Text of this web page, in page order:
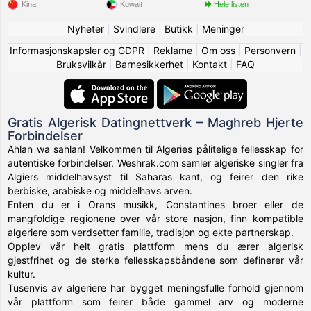
Kina Kuwait Hele listen
Nyheter| Svindlere| Butikk
Meninger
Informasjonskapsler og GDPR
Reklame| Om oss| Personvern|
Bruksvilkår
Barnesikkerhet Kontakt FAQ
Gratis Algerisk Datingnettverk – Maghreb Hjerte
Forbindelser
Ahlan wa sahlan! Velkommen til Algeries pålitelige fellesskap for
autentiske forbindelser. Weshrak.com samler algeriske singler fra
Algiers middelhavsyst til Saharas kant, og feirer den rike
berbiske, arabiske og middelhavs arven.
Enten du er i Orans musikk, Constantines broer eller de
mangfoldige regionene over vår store nasjon, finn kompatible
algeriere som verdsetter familie, tradisjon og ekte partnerskap.
Opplev vår helt gratis plattform mens du ærer algerisk
gjestfrihet og de sterke fellesskapsbåndene som definerer vår
kultur.
Tusenvis av algeriere har bygget meningsfulle forhold gjennom
vår plattform som feirer både gammel arv og moderne